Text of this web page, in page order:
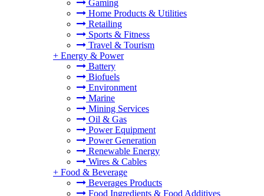
Gaming
Home Products & Utilities
Retailing
Sports & Fitness
Travel & Tourism
+ Energy & Power
Battery
Biofuels
Environment
Marine
Mining Services
Oil & Gas
Power Equipment
Power Generation
Renewable Energy
Wires & Cables
+ Food & Beverage
Beverages Products
Food Ingredients & Food Additives